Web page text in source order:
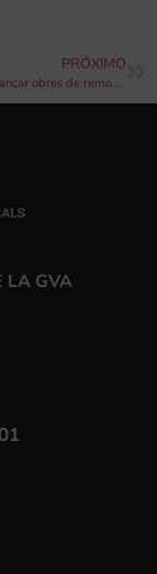
PRÓXIMO
Ajudes per a finançar obres de remodelació i construcció de locals de Societats Muiscals 2020
LA GVA